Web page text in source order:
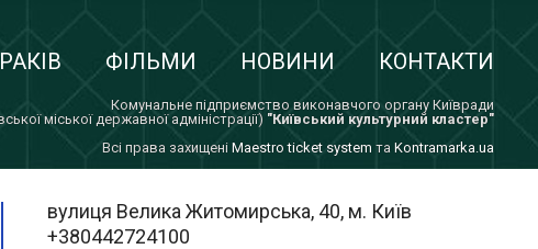
ФІЛЬМИ НОВИНИ КОНТАКТИ
Комунальне підприємство виконавчого органу Київради
міської державної адміністрації) "Київський культурний кластер"
Всi права захищенi Maestro ticket system та Kontramarka.ua
вулиця Велика Житомирська, 40, м. Київ
+380442724100